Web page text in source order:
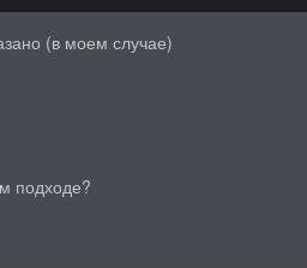
(в моем случае)
подходе?